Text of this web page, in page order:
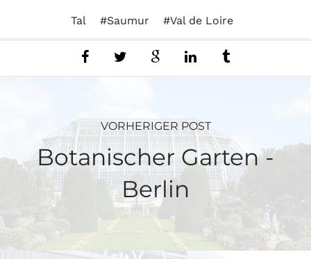
Tal Saumur Val de Loire
VORHERIGER POST
Botanischer Garten -
Berlin